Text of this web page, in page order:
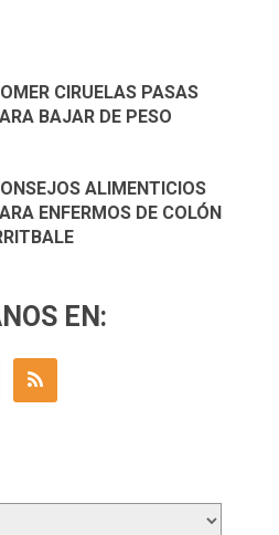
CIRUELAS PASAS
BAJAR DE PESO
ALIMENTICIOS
ENFERMOS DE COLÓN
EN: